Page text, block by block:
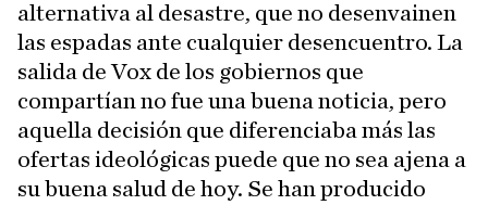
alternativa al desastre, que no desenvainen
las espadas ante cualquier desencuentro. La
salida de Vox de los gobiernos que
compartían no fue una buena noticia, pero
aquella decisión que diferenciaba más las
ofertas ideológicas puede que no sea ajena a
su buena salud de hoy. Se han producido